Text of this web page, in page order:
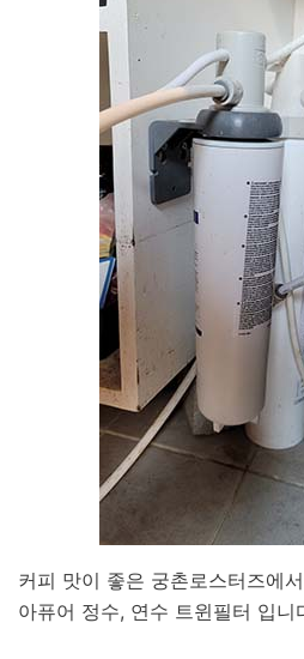
커피 맛이 좋은 궁촌로스터즈에
아퓨어 정수, 연수 트윈필터 입니